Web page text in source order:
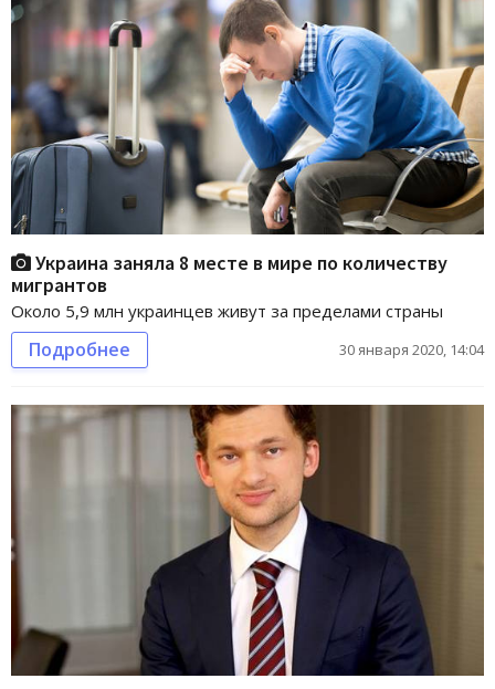
Украина заняла 8 месте в мире по количеству
мигрантов
Около 5,9 млн украинцев живут за пределами страны
Подробнее 30 января 2020, 14:04